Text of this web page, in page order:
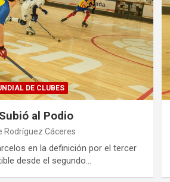
DE CLUBES
al Podio
Rodríguez Cáceres
en la definición por el tercer
desde el segundo…